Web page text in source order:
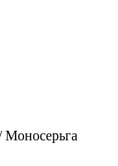
Моносерьга